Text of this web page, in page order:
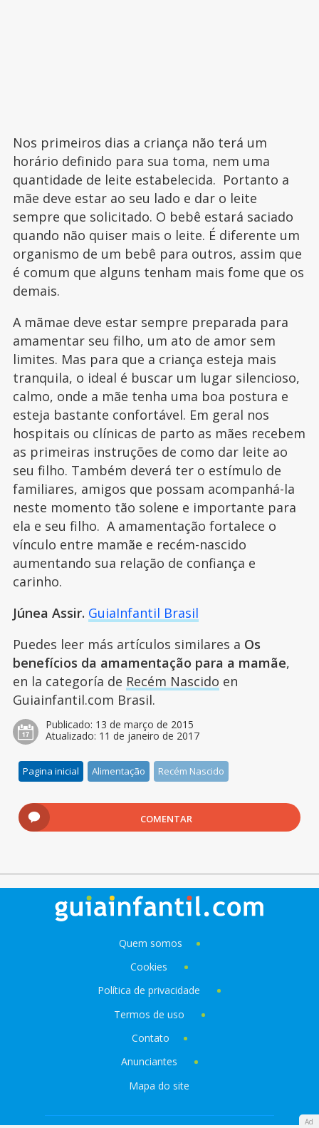
Nos primeiros dias a criança não terá um
horário definido para sua toma, nem uma
quantidade de leite estabelecida. Portanto a
mãe deve estar ao seu lado e dar o leite
sempre que solicitado. O bebê estará saciado
quando não quiser mais o leite. É diferente um
organismo de um bebê para outros, assim que
é comum que alguns tenham mais fome que os
demais.
A mãmae deve estar sempre preparada para
amamentar seu filho, um ato de amor sem
limites. Mas para que a criança esteja mais
tranquila, o ideal é buscar um lugar silencioso,
calmo, onde a mãe tenha uma boa postura e
esteja bastante confortável. Em geral nos
hospitais ou clínicas de parto as mães recebem
as primeiras instruções de como dar leite ao
seu filho. Também deverá ter o estímulo de
familiares, amigos que possam acompanhá-la
neste momento tão solene e importante para
ela e seu filho. A amamentação fortalece o
vínculo entre mamãe e recém-nascido
aumentando sua relação de confiança e
carinho.
Júnea Assir. GuiaInfantil Brasil
Puedes leer más artículos similares a Os
benefícios da amamentação para a mamãe,
en la categoría de Recém Nascido en
Guiainfantil.com Brasil.
Publicado: 13 de março de 2015
Atualizado: 11 de janeiro de 2017
Pagina inicial Alimentação Recém Nascido
COMENTAR
Ad
Quem somos
Cookies
Política de privacidade
Termos de uso
Contato
Anunciantes
Mapa do site